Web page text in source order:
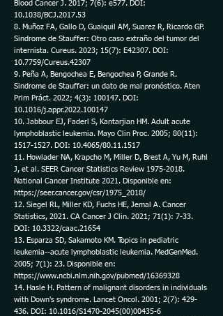
Blood Cancer J. 2017; 7(6): e577. DOI:
10.1038/BCJ.2017.53
8. Muñoz FA, Gallo D, Guaiquil AM, Suarez R, Ricardo GP.
Sindrome de Stauffer: Otro caso extraño del tumor del
internista. Cureus. 2023; 15(7): E42307. DOI:
10.7759/Cureus.42307
9. Peña A, Bengochea E, Bengochea P, Grande R.
Sindrome de Stauffer: un dato de mal pronóstico. Aten
Prim Práct. 2022; 4(3): 100147. DOI:
10.1016/j.appr.2022.100147
10. Jabbour EJ, Faderl S, Kantarjian HM. Adult acute
lymphoblastic leukemia. Mayo Clin Proc. 2005; 80(11):
1517-1527. DOI: 10.4065/80.11.1517
11. Howlader NA, Krapcho M, Miller D, Brest A, Yu M, Ruhl
J, et al. SEER Cancer Statistics Review 1975-2018.
National Cancer Institute 2021. Disponible en:
https://seer.cancer.gov/csr/1975_2018/
12. Siegel RL, Miller KD, Fuchs HE, Jemal A. Cancer
Statistics, 2021. CA Cancer J Clin. 2021; 71(1): 7-33.
DOI: 10.3322/caac.21654
13. Esparza SD, Sakamoto KM. Topics in pediatric
leukemia--acute lymphoblastic leukemia. MedGenMed.
2005; 7(1): 23. Disponible en:
https://www.ncbi.nlm.nih.gov/pubmed/16369328
14. Hasle H. Pattern of malignant disorders in individuals
with Down's syndrome. Lancet Oncol. 2001; 2(7): 429-
436. DOI: 10.1016/S1470-2045(00)00435-6